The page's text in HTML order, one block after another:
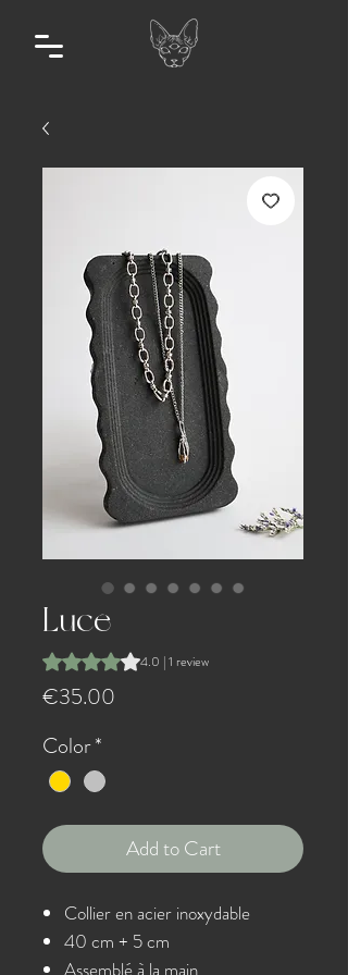
Luce
Rating is 4.0 out of five stars based on 1
4.0 | 1 review
€35.00
Color*
Add to Cart
Collier en acier inoxydable
40 cm + 5 cm
Assemblé à la main